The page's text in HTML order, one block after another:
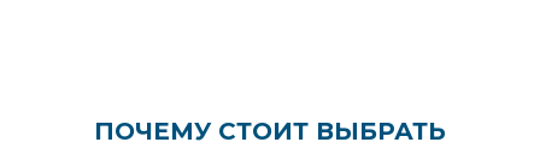
ПОЧЕМУ СТОИТ ВЫБРАТЬ